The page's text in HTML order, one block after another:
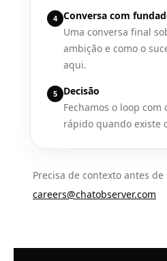
4 Conversa com
Uma conversa final
ambição e como o
aqui.
5
Decisão
Fechamos o loop com
rápido quando existe
Precisa de contexto antes
careers@chatobserver.com